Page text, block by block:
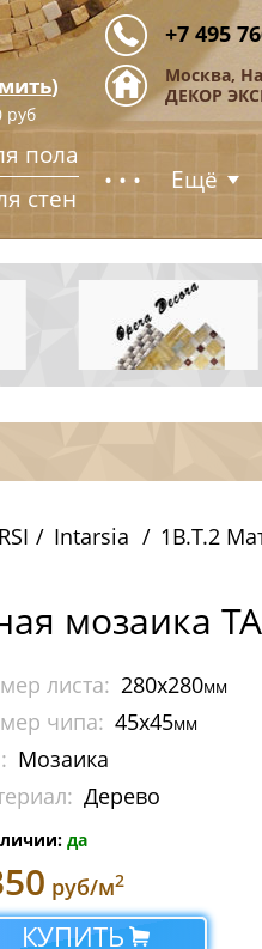
+7 495
Москва,
ДЕКОР
)
руб
пола
стен
... Ещё
Intarsia
1B.Т.2
мозаика
листа: 280х280мм
чипа: 45х45мм
Мозаика
Дерево
да
руб/м2
КУПИТЬ